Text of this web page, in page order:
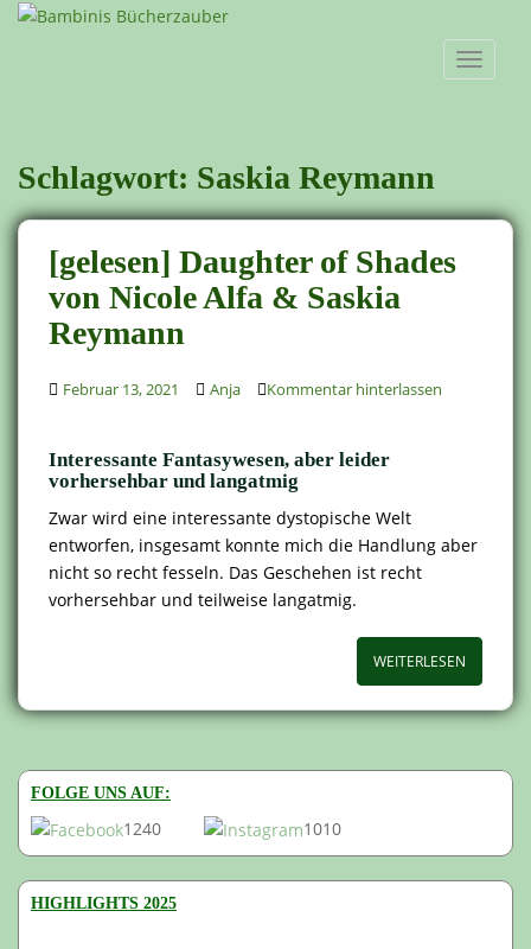
Schlagwort: Saskia Reymann
[gelesen] Daughter of Shades
von Nicole Alfa & Saskia
Reymann
Februar 13, 2021 Anja Kommentar hinterlassen
Interessante Fantasywesen, aber leider
vorhersehbar und langatmig
Zwar wird eine interessante dystopische Welt
entworfen, insgesamt konnte mich die Handlung aber
nicht so recht fesseln. Das Geschehen ist recht
vorhersehbar und teilweise langatmig.
WEITERLESEN
FOLGE UNS AUF:
1240 1010
HIGHLIGHTS 2025